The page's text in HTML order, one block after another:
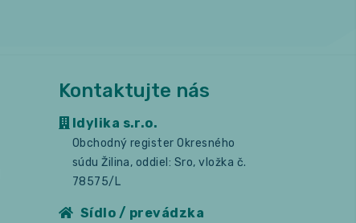
Kontaktujte nás
Idylika s.r.o.
Obchodný register Okresného
súdu Žilina, oddiel: Sro, vložka č.
78575/L
Sídlo / prevádzka